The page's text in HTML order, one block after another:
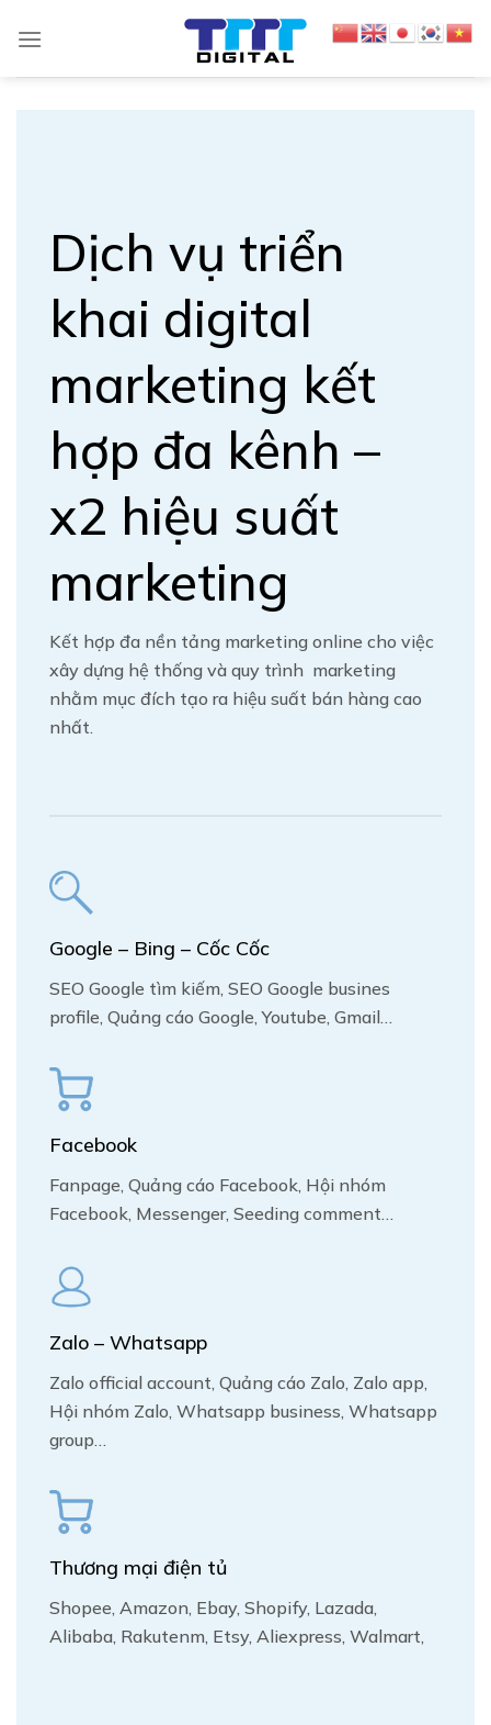
Dịch vụ triển
khai digital
marketing kết
hợp đa kênh –
x2 hiệu suất
marketing
Kết hợp đa nền tảng marketing online cho việc
xây dựng hệ thống và quy trình marketing
nhằm mục đích tạo ra hiệu suất bán hàng cao
nhất.
Google – Bing – Cốc Cốc
SEO Google tìm kiếm, SEO Google busines
profile, Quảng cáo Google, Youtube, Gmail…
Facebook
Fanpage, Quảng cáo Facebook, Hội nhóm
Facebook, Messenger, Seeding comment…
Zalo – Whatsapp
Zalo official account, Quảng cáo Zalo, Zalo app,
Hội nhóm Zalo, Whatsapp business, Whatsapp
group…
Thương mại điện tủ
Shopee, Amazon, Ebay, Shopify, Lazada,
Alibaba, Rakutenm, Etsy, Aliexpress, Walmart,